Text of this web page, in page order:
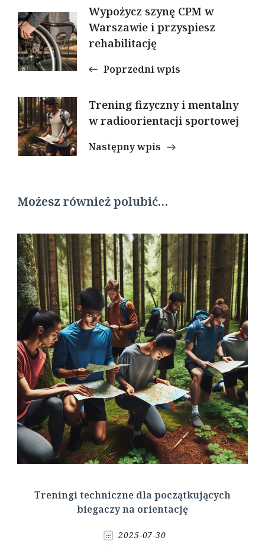
Nawigacja
wpisu
Wypożycz szynę CPM w
Warszawie i przyspiesz
rehabilitację
Poprzedni wpis
Trening fizyczny i mentalny
w radioorientacji sportowej
Następny wpis
Możesz również polubić…
Treningi techniczne dla początkujących
biegaczy na orientację
2025-07-30